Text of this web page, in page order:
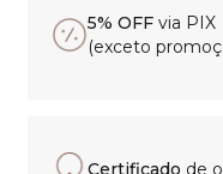
5% OFF via PIX
(exceto
Certificado de